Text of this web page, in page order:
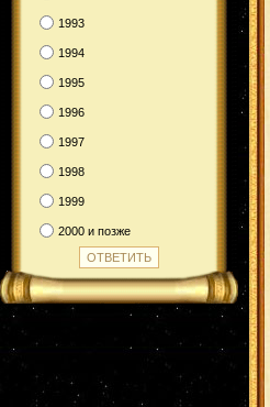
1993
1994
1995
1996
1997
1998
1999
2000 и позже